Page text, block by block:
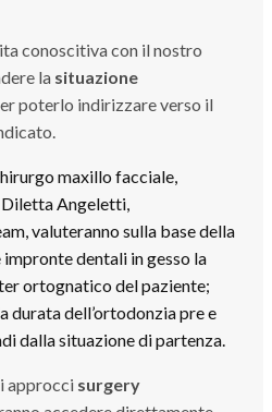
conoscitiva con il nostro
la situazione
poterlo indirizzare verso il
maxillo facciale,
Angeletti,
valuteranno sulla base della
dentali in gesso la
ortognatico del paziente;
durata dell’ortodonzia pre e
dalla situazione di partenza.
approcci surgery